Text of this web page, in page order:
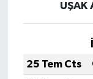
UŞAK
25 Tem Cts